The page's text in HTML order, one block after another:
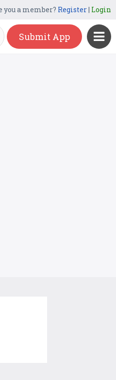
you a member? Register| Login
Submit App